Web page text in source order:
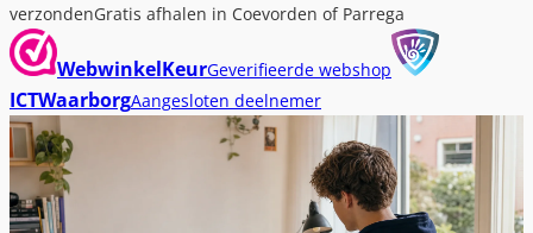
verzondenGratis afhalen in Coevorden of Parrega
WebwinkelKeurGeverifieerde webshop
ICTWaarborgAangesloten deelnemer